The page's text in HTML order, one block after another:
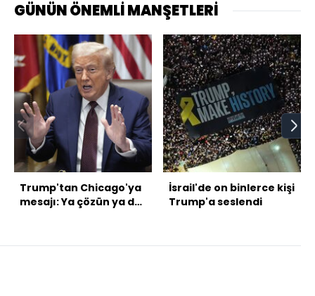
GÜNÜN ÖNEMLİ MANŞETLERİ
Trump'tan Chicago'ya
mesajı: Ya çözün ya da
İsrail'de on binlerce kişi
Trump'a seslendi